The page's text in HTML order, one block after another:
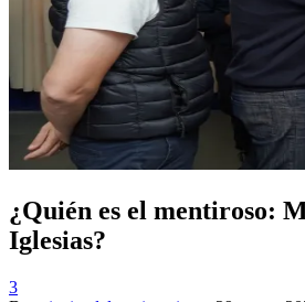
¿Quién es el mentiroso:
Iglesias?
3